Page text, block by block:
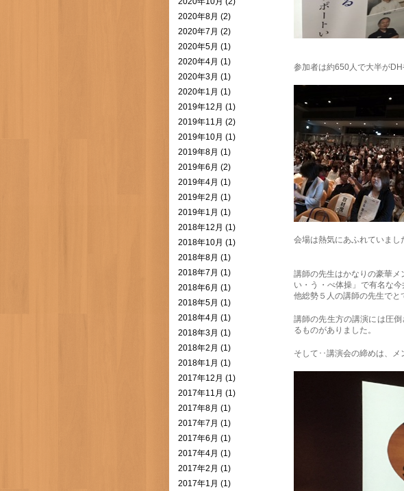
参加者は約650人で大半がDH
会場は熱気にあふれていまし
講師の先生はかなりの豪華メ
い・う・べ体操」で有名な
他総勢５人の講師の先生でと
講師の先生方の講演には圧
るものがありました。
そして･･講演会の締めは、メ
2020年8月 (2)
2020年7月 (2)
2020年5月 (1)
2020年4月 (1)
2020年3月 (1)
2020年1月 (1)
2019年12月 (1)
2019年11月 (2)
2019年10月 (1)
2019年8月 (1)
2019年6月 (2)
2019年4月 (1)
2019年2月 (1)
2019年1月 (1)
2018年12月 (1)
2018年10月 (1)
2018年8月 (1)
2018年7月 (1)
2018年6月 (1)
2018年5月 (1)
2018年4月 (1)
2018年3月 (1)
2018年2月 (1)
2018年1月 (1)
2017年12月 (1)
2017年11月 (1)
2017年8月 (1)
2017年7月 (1)
2017年6月 (1)
2017年4月 (1)
2017年2月 (1)
2017年1月 (1)